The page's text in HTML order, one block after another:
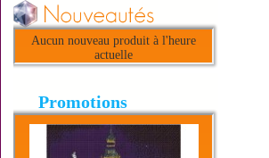
Aucun nouveau produit à l'heure
actuelle
Promotions